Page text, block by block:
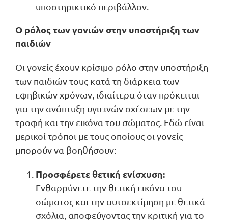
υποστηρικτικό περιβάλλον.
Ο ρόλος των γονιών στην υποστήριξη των
παιδιών
Οι γονείς έχουν κρίσιμο ρόλο στην υποστήριξη
των παιδιών τους κατά τη διάρκεια των
εφηβικών χρόνων, ιδιαίτερα όταν πρόκειται
για την ανάπτυξη υγιεινών σχέσεων με την
τροφή και την εικόνα του σώματος. Εδώ είναι
μερικοί τρόποι με τους οποίους οι γονείς
μπορούν να βοηθήσουν:
Προσφέρετε θετική ενίσχυση:
Ενθαρρύνετε την θετική εικόνα του
σώματος και την αυτοεκτίμηση με θετικά
σχόλια, αποφεύγοντας την κριτική για το